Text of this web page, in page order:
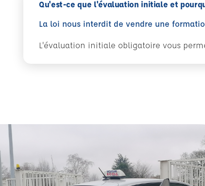
Qu'est-ce que l'évaluation initiale et
La loi nous interdit de vendre une
L'évaluation initiale obligatoire vous